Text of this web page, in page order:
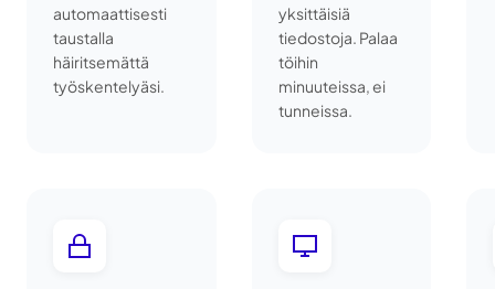
automaattisesti
taustalla
häiritsemättä
työskentelyäsi.
yksittäisiä
tiedostoja. Palaa
töihin
minuuteissa, ei
tunneissa.